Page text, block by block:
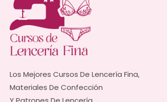
Los Mejores Cursos De Lencería Fina,
Materiales De Confección